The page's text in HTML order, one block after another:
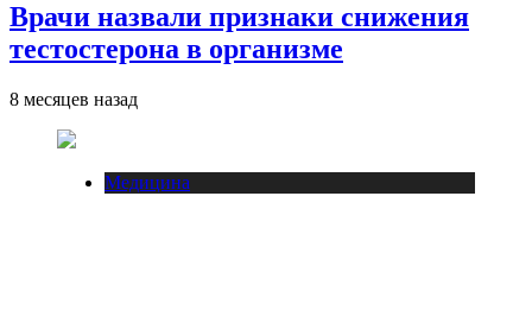
Врачи назвали признаки снижения
тестостерона в организме
8 месяцев назад
Медицина